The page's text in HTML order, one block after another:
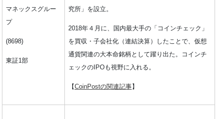
マネックスグルー
プ
(8698)
東証1部
究所」を設立。
2018年４月に、国内最大手の「コインチェック」
を買収・子会社化（連結決算）したことで、仮想
通貨関連の大本命銘柄として躍り出た。コインチ
ェックのIPOも視野に入れる。
【CoinPostの関連記事】